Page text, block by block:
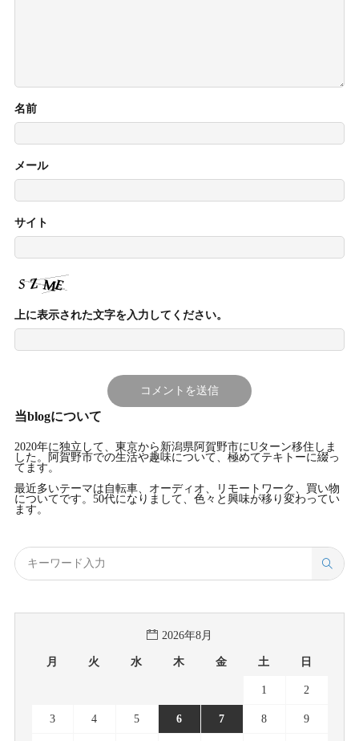
名前
メール
サイト
上に表示された文字を入力してください。
当blogについて
2020年に独立して、東京から新潟県阿賀野市にUターン移住しま
した。阿賀野市での生活や趣味について、極めてテキトーに綴っ
てます。
最近多いテーマは自転車、オーディオ、リモートワーク、買い物
についてです。50代になりまして、色々と興味が移り変わってい
ます。
2026年8月
月 火 水 木 金 土 日
1 2
3 4 5 6 7 8 9